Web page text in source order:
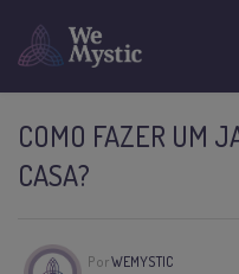
COMO FAZER UM
CASA?
PorWEMYSTIC